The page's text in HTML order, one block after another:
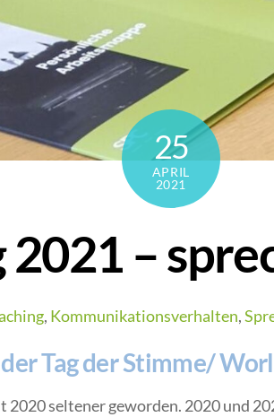
25
APRIL
2021
–
, Kommunikationsverhalten,
Tag der Stimme/
seltener geworden. 2020 und